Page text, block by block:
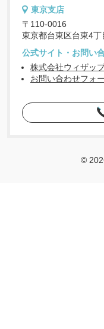
東京支店
〒110-0016
東京都台東区台東4
公式サイト・お問い
株式会社ウィザッ
お問い合わせフォ
©